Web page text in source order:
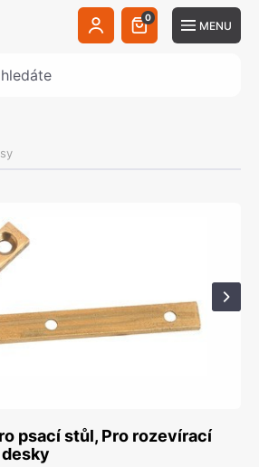
0
MENU
psací stůl, Pro rozevírací